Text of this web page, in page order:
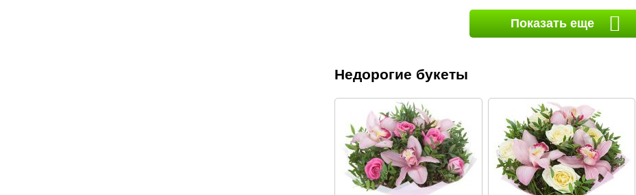
Показать еще
Недорогие букеты